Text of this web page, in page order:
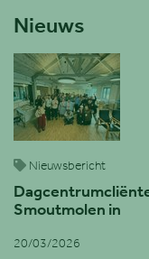
Nieuws
Nieuwsbericht
Smoutmolen in
20/03/2026